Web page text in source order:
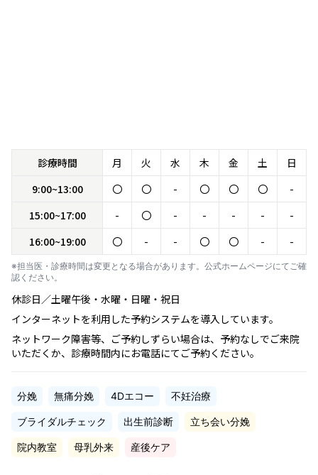
診療時間 月 火 水 木 金 土
日
9:00~13:00
〇 〇 - 〇 〇 〇
-
15:00~17:00
- 〇 - - - -
-
16:00~19:00
〇 - - 〇 〇 - -
※担当医・診療時間は変更となる場合があります。公式ホームページにてご確
認ください。
休診日／土曜午後・水曜・日曜・祝日
インターネットを利用した予約システムを導入しています。
ネットワーク障害等、ご予約しずらい場合は、予約なしでご来院
いただくか、診療時間内にお電話にてご予約ください。
分娩 無痛分娩 4Dエコー 不妊治療
ブライダルチェック 出生前診断 立ち会い分娩
院内教室 母乳外来 産後ケア